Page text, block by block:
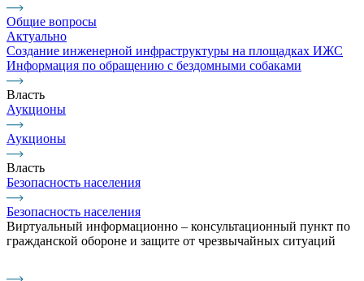
Общие вопросы
Актуально
Создание инженерной инфраструктуры на площадках ИЖС
Информация по обращению с бездомными собаками
Власть
Аукционы
Аукционы
Власть
Безопасность населения
Безопасность населения
Виртуальный информационно – консультационный пункт по
гражданской обороне и защите от чрезвычайных ситуаций